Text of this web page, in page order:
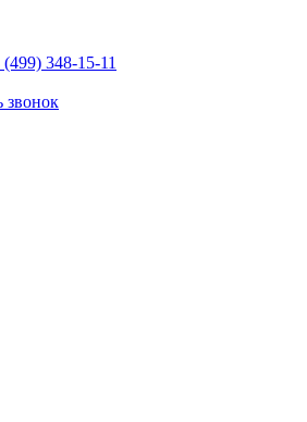
(499) 348-15-11
звонок